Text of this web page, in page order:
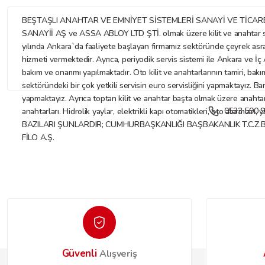
BEŞTAŞLI ANAHTAR VE EMNİYET SİSTEMLERİ SANAYİ VE
SANAYİİ AŞ ve ASSA ABLOY LTD ŞTİ. olmak üzere kilit ve
yılında Ankara`da faaliyete başlayan firmamız sektöründe çeyrek
hizmeti vermektedir. Ayrıca, periyodik servis sistemi ile Ankara ve
bakım ve onarımı yapılmaktadır. Oto kilit ve anahtarlarının tamiri,
sektöründeki bir çok yetkili servisin euro servisliğini yapmaktayız.
yapmaktayız. Ayrıca toptan kilit ve anahtar başta olmak üzere
anahtarları. Hidrolik yaylar, elektrikli kapı otomatikleri, oto
BAZILARI ŞUNLARDIR; CUMHURBAŞKANLIĞI BAŞBAKANLIK
FİLO A.Ş.
0533 590
GüvenliAlışveriş